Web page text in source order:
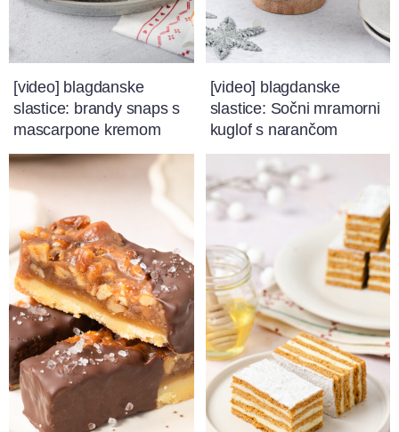
[video] blagdanske
slastice: brandy snaps s
mascarpone kremom
[video] blagdanske
slastice: Sočni mramorni
kuglof s narančom